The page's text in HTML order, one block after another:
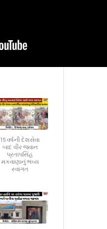
16 વર્ષની દેશસેવા
બાદ વીર જવાન
પ્રતાપસિંહ
મકવાણાનું ભવ્ય
સ્વાગત